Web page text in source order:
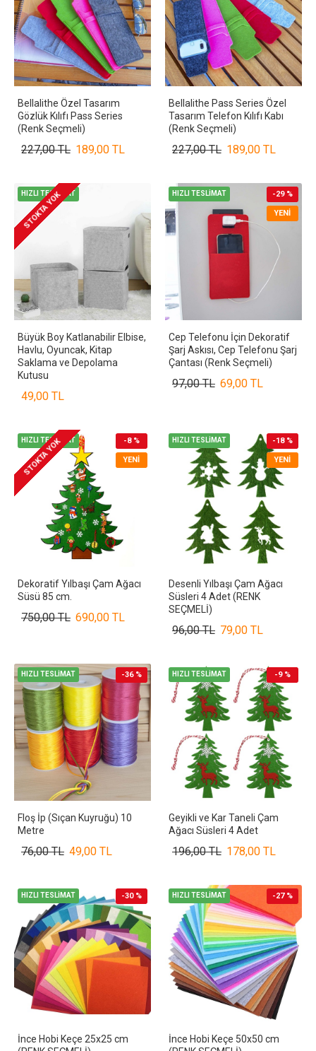
Bellalithe Özel Tasarım
Gözlük Kılıfı Pass Series
(Renk Seçmeli)
189,00 TL
227,00 TL
Bellalithe Pass Series Özel
Tasarım Telefon Kılıfı Kabı
(Renk Seçmeli)
189,00 TL
227,00 TL
HIZLI TESLİMAT
STOKTA YOK
Büyük Boy Katlanabilir Elbise,
Havlu, Oyuncak, Kitap
Saklama ve Depolama
Kutusu
49,00 TL
HIZLI TESLİMAT
YENI
-29 %
Cep Telefonu İçin Dekoratif
Şarj Askısı, Cep Telefonu Şarj
Çantası (Renk Seçmeli)
69,00 TL
97,00 TL
HIZLI TESLİMAT
YENI
-8 %
STOKTA YOK
Dekoratif Yılbaşı Çam Ağacı
Süsü 85 cm.
690,00 TL
750,00 TL
HIZLI TESLİMAT
YENI
-18 %
Desenli Yılbaşı Çam Ağacı
Süsleri 4 Adet (RENK
SEÇMELİ)
79,00 TL
96,00 TL
HIZLI TESLİMAT -36 %
Floş İp (Sıçan Kuyruğu) 10
Metre
49,00 TL
76,00 TL
HIZLI TESLİMAT -9 %
Geyikli ve Kar Taneli Çam
Ağacı Süsleri 4 Adet
178,00 TL
196,00 TL
HIZLI TESLİMAT -30 %
İnce Hobi Keçe 25x25 cm
HIZLI TESLİMAT -27 %
İnce Hobi Keçe 50x50 cm